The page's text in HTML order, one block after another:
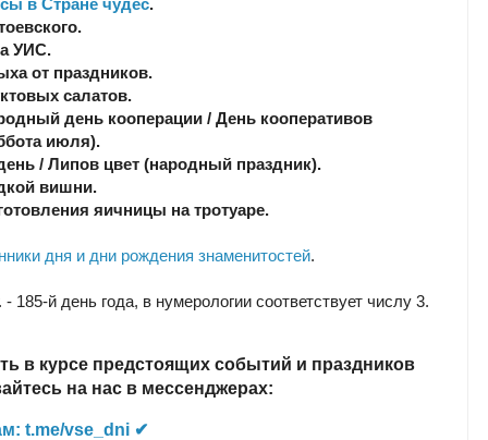
УИС.
от праздников.
салатов.
день кооперации / День кооперативов
июля).
/ Липов цвет (народный праздник).
вишни.
яичницы на тротуаре.
дня и дни рождения знаменитостей.
- 185-й день года, в нумерологии соответствует числу 3.
в курсе предстоящих событий и праздников
на нас в мессенджерах:
t.me/vse_dni ✔